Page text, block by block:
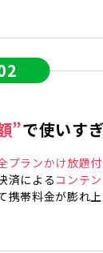
”で使いす
プランかけ放題付
済によるコンテ
携帯料金が膨れ上